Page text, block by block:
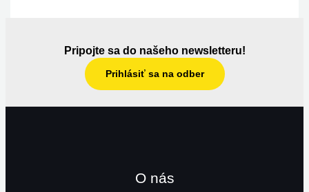
Pripojte sa do našeho newsletteru!
Prihlásiť sa na odber
O nás